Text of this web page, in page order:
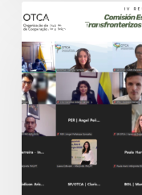
CESPIT
amazónicos
avanzan
en
la
implementación
de
la
agenda
regional
de